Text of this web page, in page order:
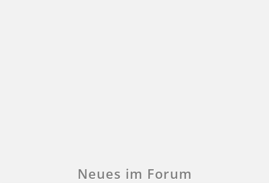
Neues im Forum